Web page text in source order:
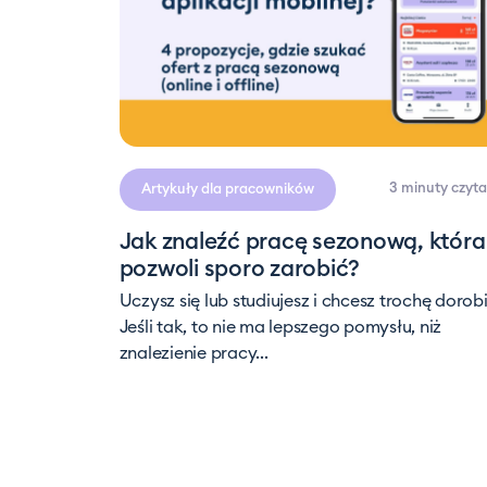
Artykuły dla pracowników 3 minuty
Jak znaleźć pracę sezonową, która
pozwoli sporo zarobić?
Uczysz się lub studiujesz i chcesz trochę
Jeśli tak, to nie ma lepszego pomysłu, niż
znalezienie pracy...